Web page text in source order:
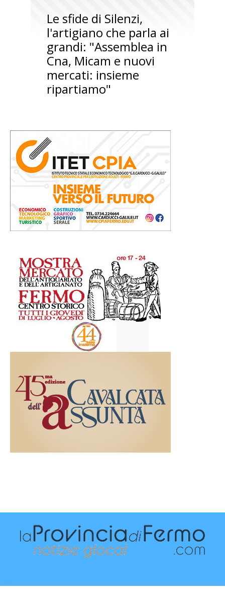
Le sfide di Silenzi,
l'artigiano che parla ai
grandi: "Assemblea in
Cna, Micam e nuovi
mercati: insieme
ripartiamo"